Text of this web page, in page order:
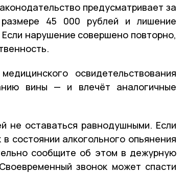
предусматривает за
45 000 рублей и лишение
нарушение совершено повторно,
освидетельствования
вины — и влечёт аналогичные
не оставаться равнодушными. Если
состоянии алкогольного опьянения
сообщите об этом в дежурную
звонок может спасти